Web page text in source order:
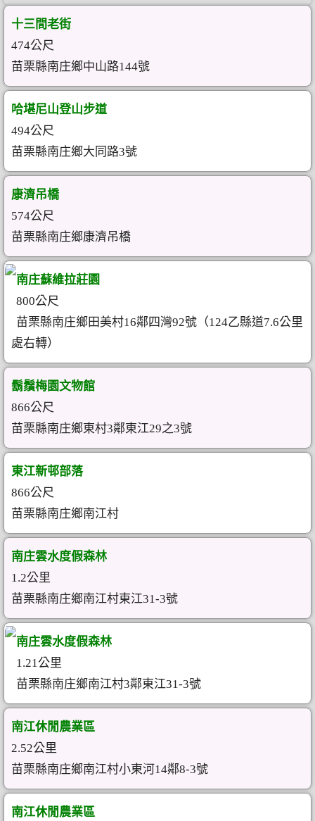
十三間老街
474公尺
苗栗縣南庄鄉中山路144號
哈堪尼山登山步道
494公尺
苗栗縣南庄鄉大同路3號
康濟吊橋
574公尺
苗栗縣南庄鄉康濟吊橋
南庄蘇維拉莊園
800公尺
苗栗縣南庄鄉田美村16鄰四灣92號（124乙縣道7.6公里
處右轉）
鬍鬚梅園文物館
866公尺
苗栗縣南庄鄉東村3鄰東江29之3號
東江新邨部落
866公尺
苗栗縣南庄鄉南江村
南庄雲水度假森林
1.2公里
苗栗縣南庄鄉南江村東江31-3號
南庄雲水度假森林
1.21公里
苗栗縣南庄鄉南江村3鄰東江31-3號
南江休閒農業區
2.52公里
苗栗縣南庄鄉南江村小東河14鄰8-3號
南江休閒農業區